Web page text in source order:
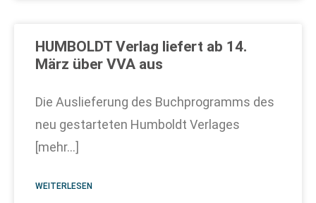
HUMBOLDT Verlag liefert ab 14.
März über VVA aus
Die Auslieferung des Buchprogramms des
neu gestarteten Humboldt Verlages
[mehr…]
WEITERLESEN